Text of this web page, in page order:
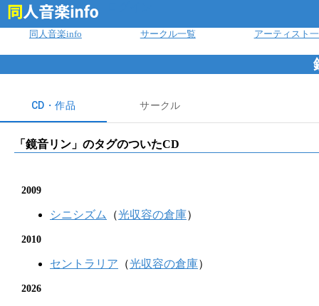
同人音楽info サークル一覧 アーティスト
CD・作品 サークル
「 鏡音リン 」のタグのついたCD
2009
シニシズム （光収容の倉庫）
2010
セントラリア （光収容の倉庫）
2026